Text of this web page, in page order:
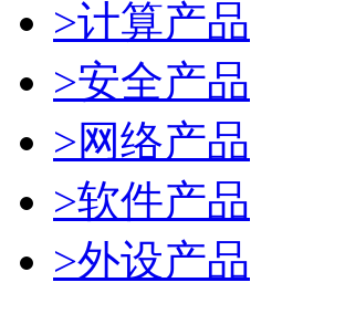
>计算产品
>安全产品
>网络产品
>软件产品
>外设产品